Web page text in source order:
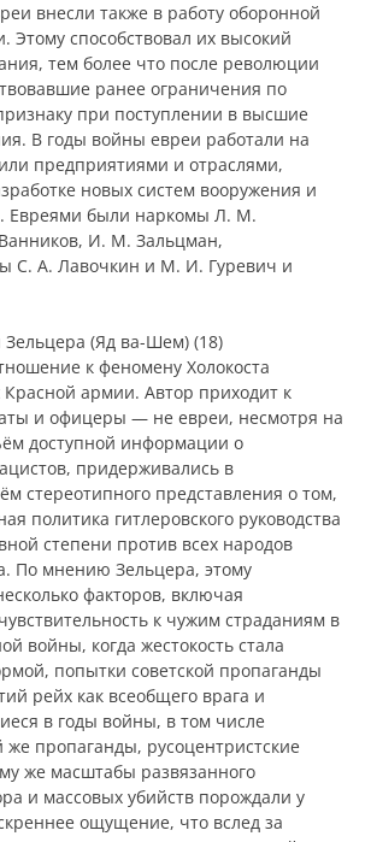
внесли также в работу оборонной
способствовал их высокий
тем более что после революции
ранее ограничения по
при поступлении в высшие
В годы войны евреи работали на
предприятиями и отраслями,
новых систем вооружения и
Евреями были наркомы Л. М.
И. М. Зальцман,
С. А. Лавочкин и М. И. Гуревич и
Зельцера (Яд ва-Шем) (18)
к феномену Холокоста
армии. Автор приходит к
и офицеры — не евреи, несмотря на
доступной информации о
придерживались в
стереотипного представления о том,
политика гитлеровского руководства
степени против всех народов
По мнению Зельцера, этому
факторов, включая
к чужим страданиям в
войны, когда жестокость стала
попытки советской пропаганды
рейх как всеобщего врага и
в годы войны, в том числе
же пропаганды, русоцентристские
же масштабы развязанного
и массовых убийств порождали у
ощущение, что вслед за